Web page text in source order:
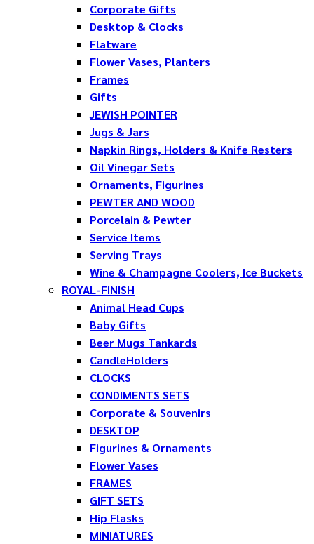
Corporate Gifts
Desktop & Clocks
Flatware
Flower Vases, Planters
Frames
Gifts
JEWISH POINTER
Jugs & Jars
Napkin Rings, Holders & Knife Resters
Oil Vinegar Sets
Ornaments, Figurines
PEWTER AND WOOD
Porcelain & Pewter
Service Items
Serving Trays
Wine & Champagne Coolers, Ice Buckets
ROYAL-FINISH
Animal Head Cups
Baby Gifts
Beer Mugs Tankards
CandleHolders
CLOCKS
CONDIMENTS SETS
Corporate & Souvenirs
DESKTOP
Figurines & Ornaments
Flower Vases
FRAMES
GIFT SETS
Hip Flasks
MINIATURES